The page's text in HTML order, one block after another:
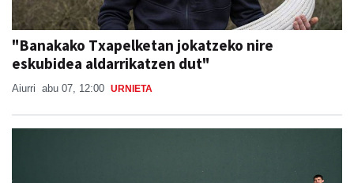
"Banakako Txapelketan jokatzeko nire
eskubidea aldarrikatzen dut"
Aiurri abu 07, 12:00 URNIETA